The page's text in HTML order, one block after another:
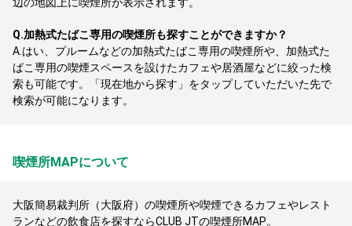
Q.加熱式たばこ専用の喫煙所も探すことができますか？
A. はい、プルームなどの加熱式たばこ専用の喫煙所や、加熱式た
ばこ専用の喫煙スペースを設けたカフェや居酒屋などに絞った検
索も可能です。「現在地から探す」をタップしていただいた先で
検索が可能になります。
喫煙所MAPについて
大阪簡易裁判所（大阪府）の喫煙所や喫煙できるカフェやレスト
ランなどの飲食店を探すならCLUB JTの喫煙所MAP。